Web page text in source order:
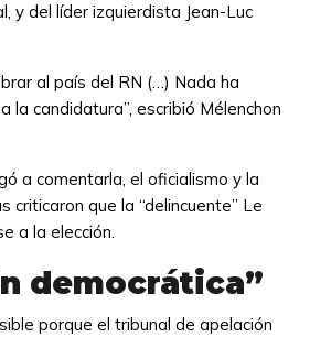
y del líder izquierdista Jean-Luc
al país del RN (…) Nada ha
la candidatura”, escribió Mélenchon
a comentarla, el oficialismo y la
criticaron que la “delincuente” Le
a la elección.
democrática”
porque el tribunal de apelación